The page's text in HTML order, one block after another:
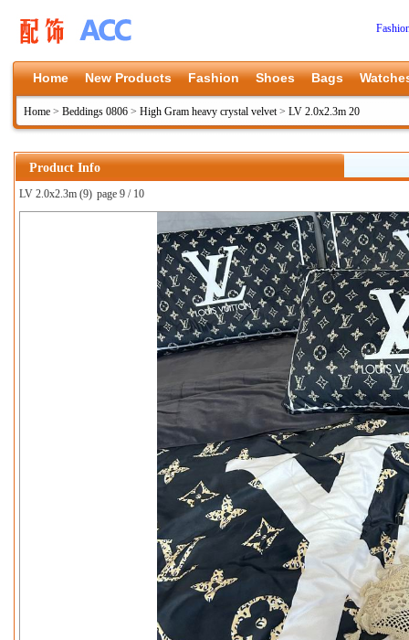
Home New Products Fashion Shoes Bags
Home > Beddings 0806 > High Gram heavy crystal velvet> LV 2.0x2.3m 20
Product Info
LV 2.0x2.3m (9) page 9 / 10
上一张
下一张